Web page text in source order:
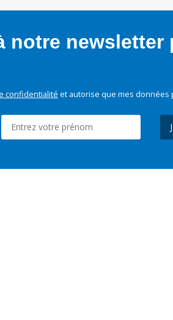
notre
confidentialité et autorise que mes données